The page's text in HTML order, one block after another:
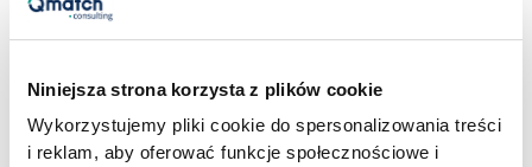
Niniejsza strona korzysta z plików cookie
Wykorzystujemy pliki cookie do spersonalizowania treści
i reklam, aby oferować funkcje społecznościowe i
wyzwania. Wspólnie wypracujemy możliwe
Umów konsultację